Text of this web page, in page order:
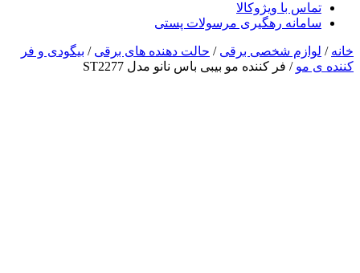
تماس با ویژوکالا
سامانه رهگیری مرسولات پستی
خانه / لوازم شخصی برقی / حالت دهنده های برقی / بیگودی و فر
کننده ی مو / فر کننده مو بیبی باس نانو مدل ST2277